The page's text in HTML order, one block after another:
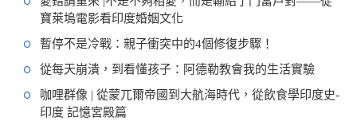
寶萊塢電影看印度婚姻文化
暫停不是冷戰：親子衝突中的4個修復步驟！
從每天崩潰，到看懂孩子：阿德勒教會我的生活實驗
咖哩群像 | 從蒙兀爾帝國到大航海時代，從飲食學印度史-
印度 記憶宮殿篇